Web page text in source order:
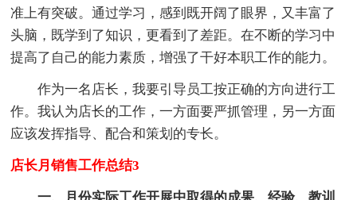
准上有突破。通过学习，感到既开阔了眼界，又丰富了
头脑，既学到了知识，更看到了差距。在不断的学习中
提高了自己的能力素质，增强了干好本职工作的能力。
作为一名店长，我要引导员工按正确的方向进行工
作。我认为店长的工作，一方面要严抓管理，另一方面
应该发挥指导、配合和策划的专长。
店长月销售工作总结3